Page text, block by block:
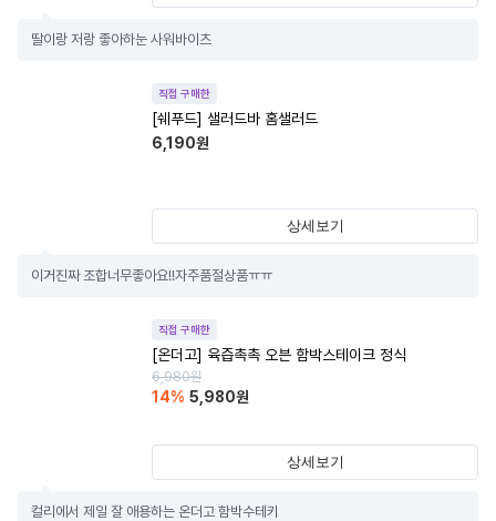
딸이랑 저랑 좋아하눈 사워바이츠
직접 구매한
[쉐푸드] 샐러드바 홈샐러드
6,190원
상세보기
이거진짜 조합너무좋아요!!자주품절상품ㅠㅠ
직접 구매한
[온더고] 육즙촉촉 오븐 함박스테이크 정식
6,980원
14% 5,980원
상세보기
컬리에서 제일 잘 애용하는 온더고 함박수테키